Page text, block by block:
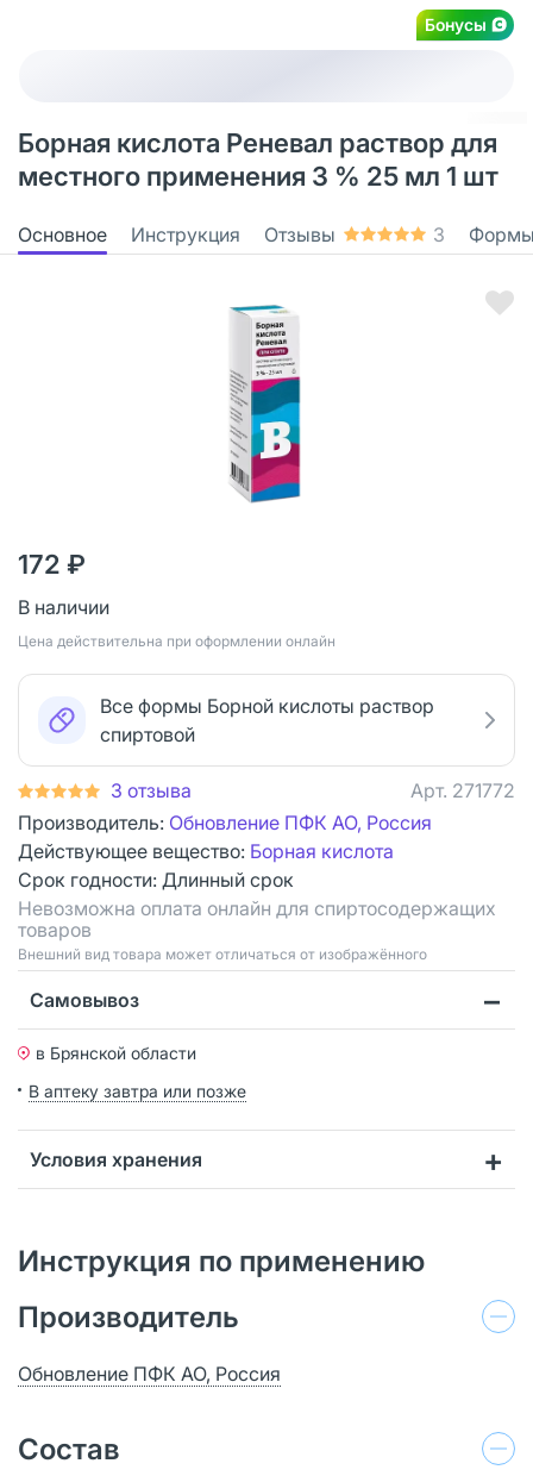
Бонусы
Борная кислота Реневал раствор для
местного применения 3 % 25 мл 1 шт
Основное Инструкция Отзывы 3
172 ₽
В наличии
Цена действительна при оформлении онлайн
Все формы Борной кислоты раствор
спиртовой
3 отзыва Арт. 271772
Производитель: Обновление ПФК АО, Россия
Действующее вещество: Борная кислота
Срок годности: Длинный срок
Невозможна оплата онлайн для спиртосодержащих
товаров
Bнешний вид товара может отличаться от изображённого
Самовывоз
в Брянской области
В аптеку завтра или позже
Условия хранения
Инструкция по применению
Производитель
Обновление ПФК АО, Россия
Состав